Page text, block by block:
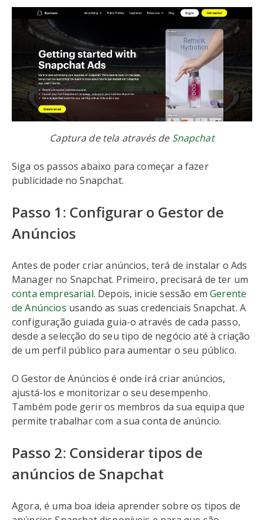
Captura de tela através de Snapchat
Siga os passos abaixo para começar a fazer
publicidade no Snapchat.
Passo 1: Configurar o Gestor de
Anúncios
Antes de poder criar anúncios, terá de instalar o Ads
Manager no Snapchat. Primeiro, precisará de ter um
conta empresarial. Depois, inicie sessão emGerente
de Anúncios usando as suas credenciais Snapchat. A
configuração guiada guia-o através de cada passo,
desde a selecção do seu tipo de negócio até à criação
de um perfil público para aumentar o seu público.
O Gestor de Anúncios é onde irá criar anúncios,
ajustá-los e monitorizar o seu desempenho.
Também pode gerir os membros da sua equipa que
permite trabalhar com a sua conta de anúncio.
Passo 2: Considerar tipos de
anúncios de Snapchat
Agora, é uma boa ideia aprender sobre os tipos de